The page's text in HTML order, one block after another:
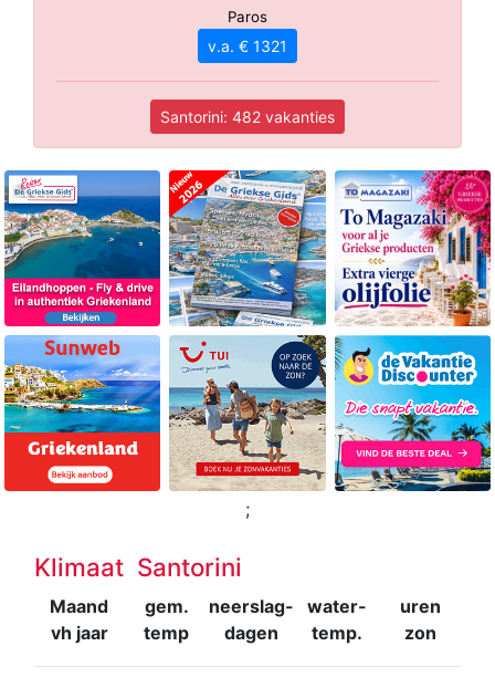
Paros
v.a. € 1321
Santorini: 482 vakanties
;
Klimaat Santorini
Maand
vh jaar
gem.
temp
neerslag-
dagen
water-
temp.
uren
zon